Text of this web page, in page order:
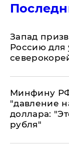
Запад
Россию для
Минфину
"давление
доллара:
рубля"